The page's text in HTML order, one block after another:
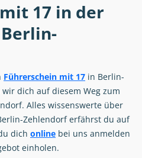
17 in der
Führerschein mit 17 in Berlin-
dich auf diesem Weg zum
Alles wissenswerte über
Zehlendorf erfährst du auf
dich online bei uns anmelden
einholen.